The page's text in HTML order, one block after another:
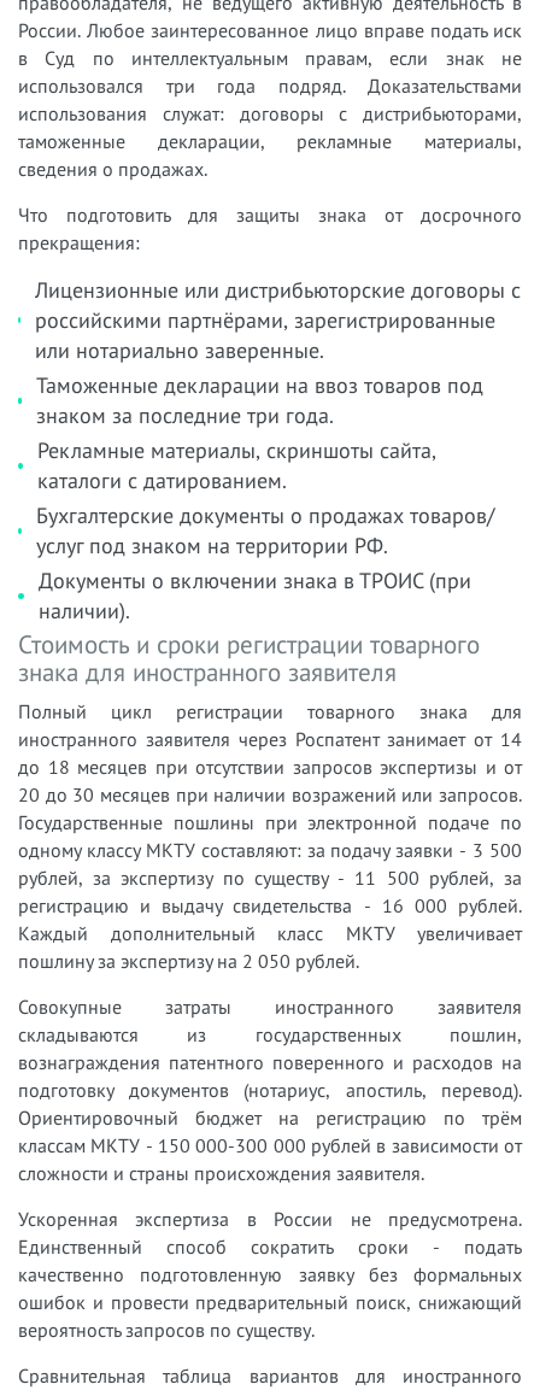
России. Любое заинтересованное лицо вправе подать иск
в Суд по интеллектуальным правам, если знак не
использовался три года подряд. Доказательствами
использования служат: договоры с дистрибьюторами,
таможенные декларации, рекламные материалы,
сведения о продажах.
Что подготовить для защиты знака от досрочного
прекращения:
Лицензионные или дистрибьюторские договоры с
российскими партнёрами, зарегистрированные
или нотариально заверенные.
Таможенные декларации на ввоз товаров под
знаком за последние три года.
Рекламные материалы, скриншоты сайта,
каталоги с датированием.
Бухгалтерские документы о продажах товаров/
услуг под знаком на территории РФ.
Документы о включении знака в ТРОИС (при
наличии).
Стоимость и сроки регистрации товарного
знака для иностранного заявителя
Полный цикл регистрации товарного знака для
иностранного заявителя через Роспатент занимает от 14
до 18 месяцев при отсутствии запросов экспертизы и от
20 до 30 месяцев при наличии возражений или запросов.
Государственные пошлины при электронной подаче по
одному классу МКТУ составляют: за подачу заявки - 3 500
рублей, за экспертизу по существу - 11 500 рублей, за
регистрацию и выдачу свидетельства - 16 000 рублей.
Каждый дополнительный класс МКТУ увеличивает
пошлину за экспертизу на 2 050 рублей.
Совокупные затраты иностранного заявителя
складываются из государственных пошлин,
вознаграждения патентного поверенного и расходов на
подготовку документов (нотариус, апостиль, перевод).
Ориентировочный бюджет на регистрацию по трём
классам МКТУ - 150 000-300 000 рублей в зависимости от
сложности и страны происхождения заявителя.
Ускоренная экспертиза в России не предусмотрена.
Единственный способ сократить сроки - подать
качественно подготовленную заявку без формальных
ошибок и провести предварительный поиск, снижающий
вероятность запросов по существу.
Сравнительная таблица вариантов для иностранного